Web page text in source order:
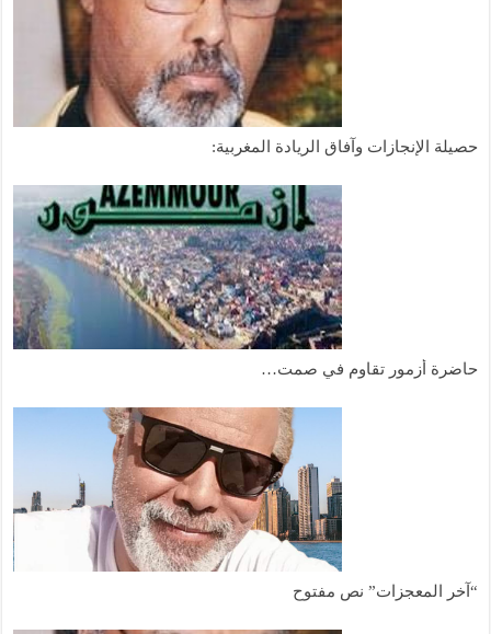
حصيلة الإنجازات وآفاق الريادة المغربية:
حاضرة أزمور تقاوم في صمت…
“آخر المعجزات” نص مفتوح